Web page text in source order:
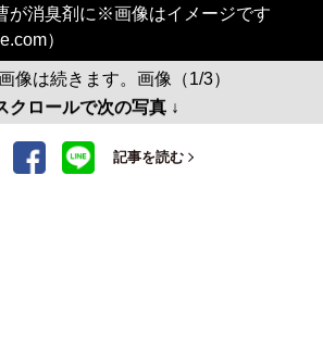
が消臭剤に※画像はイメージです
）
像は続きます。画像（1/3）
クロールで次の写真 ↓
記事を読む